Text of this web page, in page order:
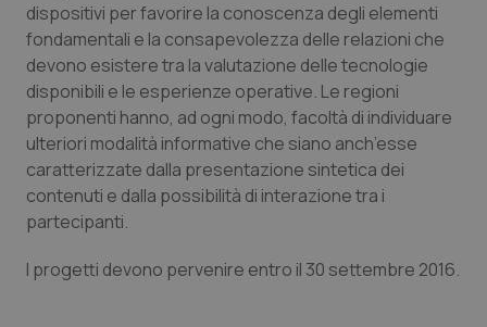
Provincia Autonoma di Trento
Puglia
Sardegna
Sicilia
Ipertensione & Scompenso
Malattie rare
Malattia di Crohn & Rettocolite Ulcerosa
Neuroscienze & patologie neurodegenerative
dispositivi per favorire la conoscenza degli elementi
fondamentali e la consapevolezza delle relazioni che
devono esistere tra la valutazione delle tecnologie
disponibili e le esperienze operative. Le regioni
proponenti hanno, ad ogni modo, facoltà di individuare
ulteriori modalità informative che siano anch’esse
caratterizzate dalla presentazione sintetica dei
contenuti e dalla possibilità di interazione tra i
partecipanti.
I progetti devono pervenire entro il 30 settembre 2016.